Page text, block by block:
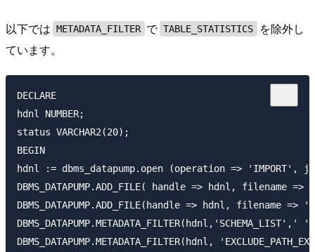
以下では METADATA_FILTER で TABLE_STATISTICS
を除外し
ています。
DECLARE
hdnl NUMBER;
status VARCHAR2(20);
BEGIN
hdnl := dbms_datapump.open (operation => 'IMPORT',
DBMS_DATAPUMP.ADD_FILE( handle => hdnl,
DBMS_DATAPUMP.ADD_FILE(handle => hdnl,
DBMS_DATAPUMP.METADATA_FILTER(hdnl,